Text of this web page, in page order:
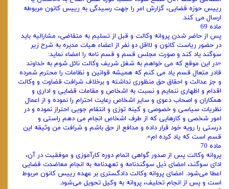
رییس حوزه قضایی، گزارش امر را جهت رسیدگی به رییس کانون مربوطه
ارسال می کند.
ماده 69
پس از حاضر شدن پروانه وکالت و قبل از تسلیم به متقاضی، مشارالیه باید
در حضور ریاست کانون و لااقل دو نفر از اعضاء هیات ‌مدیره به شرح زیر
سوگند یاد کند و صورت‌ مجلس قسم و قسم ‌نامه را امضاء نماید:
«در این موقع که می ‌خواهم به شغل شریف وکالت نائل شوم به خداوند
قادر متعال قسم یاد می ‌کنم که همیشه قوانین و نظامات را محترم شمرده
و جز عدالت و احقاق حق منظوری نداشته و برخلاف شرافت قضاوت و وکالت
اقدام و اظهاری ننمایم و نسبت به اشخاص و مقامات قضایی و اداری و
همکاران و اصحاب دعوی و سایر اشخاص رعایت احترام را نموده و از اعمال
نظریات سیاسی و خصوصی و کینه‌ توزی و انتقام ‌جویی احتراز نموده و در
امور شخصی و کارهایی که از طرف اشخاص انجام می ‌دهم راستی و
درستی را رویه خود قرار داده و مدافع از حق باشم و شرافت من وثیقه این
قسم است که یاد کرده ‌ام».
ماده 70
پروانه وکالت پس از صدور گواهی اتمام دوره کارآموزی و موفقیت در آن،
ادای سوگند، امضای ذیل سوگندنامه و تعهدنامه به انجام معاضدت قضایی
اعطا می‌شود. امضای پروانه وکالت دادگستری بر عهده رییس کانون مربوط
است و پس از انجام تحلیف، پروانه به وکیل تحویل می‌شود.